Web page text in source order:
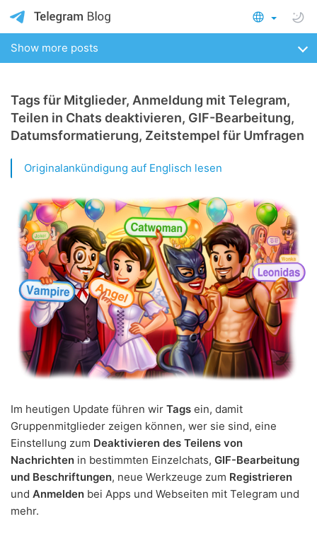
Show more posts
Tags für Mitglieder, Anmeldung mit Telegram,
Teilen in Chats deaktivieren, GIF-Bearbeitung,
Datumsformatierung, Zeitstempel für Umfragen
Originalankündigung auf Englisch lesen
Im heutigen Update führen wir Tags ein, damit
Gruppenmitglieder zeigen können, wer sie sind, eine
Einstellung zum Deaktivieren des Teilens von
Nachrichten in bestimmten Einzelchats, GIF-Bearbeitung
und Beschriftungen, neue Werkzeuge zum Registrieren
und Anmelden bei Apps und Webseiten mit Telegram und
mehr.